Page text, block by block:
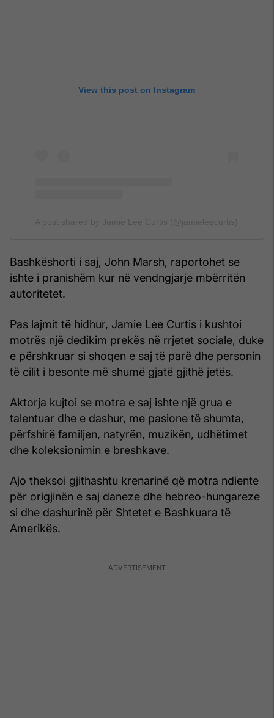
View this post on Instagram
Bashkëshorti i saj, John Marsh, raportohet se
ishte i pranishëm kur në vendngjarje mbërritën
autoritetet.
Pas lajmit të hidhur, Jamie Lee Curtis i kushtoi
motrës një dedikim prekës në rrjetet sociale, duke
e përshkruar si shoqen e saj të parë dhe personin
të cilit i besonte më shumë gjatë gjithë jetës.
Aktorja kujtoi se motra e saj ishte një grua e
talentuar dhe e dashur, me pasione të shumta,
përfshirë familjen, natyrën, muzikën, udhëtimet
dhe koleksionimin e breshkave.
Ajo theksoi gjithashtu krenarinë që motra ndiente
për origjinën e saj daneze dhe hebreo-hungareze
si dhe dashurinë për Shtetet e Bashkuara të
Amerikës.